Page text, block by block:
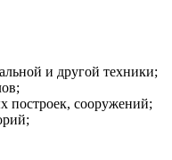
и другой техники;
построек, сооружений;